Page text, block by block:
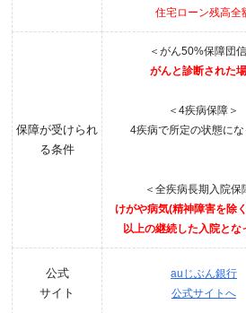
住宅ローン残高全
保障が受けられ
る条件
＜がん50%保障団
がんと診断された
＜4疾病保障＞
4疾病で所定の状態に
＜全疾病長期入院保
けがや病気(精神障害を除
以上の継続した入院とな
公式
サイト
auじぶん銀行
公式サイトへ